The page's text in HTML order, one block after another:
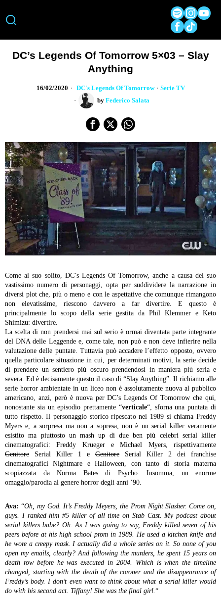
DC’s Legends Of Tomorrow 5×03 – Slay
Anything
16/02/2020 DC's Legends Of Tomorrow · Serie TV
by Federico Salata
Come al suo solito, DC’s Legends Of Tomorrow, anche a causa del suo
vastissimo numero di personaggi, opta per suddividere la narrazione in
diversi plot che, più o meno e con le aspettative che comunque rimangono
non elevatissime, riescono davvero a far divertire. E questo è
principalmente lo scopo della serie gestita da Phil Klemmer e Keto
Shimizu: divertire.
La scelta di non prendersi mai sul serio è ormai diventata parte integrante
del DNA delle Leggende e, come tale, non può e non deve infierire nella
valutazione delle puntate. Tuttavia può accadere l’effetto opposto, ovvero
quella particolare situazione in cui, per determinati motivi, la serie decide
di prendere un sentiero più oscuro prendendosi in maniera più seria e
severa. Ed è decisamente questo il caso di “Slay Anything”. Il richiamo alle
serie horror ambientate in un liceo non è assolutamente nuova al pubblico
americano, anzi, però è nuova per DC’s Legends Of Tomorrow che qui,
nonostante sia un episodio prettamente “verticale“, sforna una puntata di
tutto rispetto. Il personaggio storico ripescato nel 1989 si chiama Freddy
Myers e, a sorpresa ma non a sopresa, non è un serial killer veramente
esistito ma piuttosto un mash up di due ben più celebri serial killer
cinematografici: Freddy Krueger e Michael Myers, rispettivamente
Genitore Serial Killer 1 e Genitore Serial Killer 2 dei franchise
cinematografici Nightmare e Halloween, con tanto di storia materna
scopiazzata da Norma Bates di Psycho. Insomma, un enorme
omaggio/parodia al genere horror degli anni ’90.
Ava: “Oh, my God. It’s Freddy Meyers, the Prom Night Slasher. Come on,
guys. I ranked him #5 killer of all time on Stab Cast. My podcast about
serial killers babe? Oh. As I was going to say, Freddy killed seven of his
peers before at his high school prom in 1989. He used a kitchen knife and
he wore a creepy mask. I actually did a whole series on it. So none of you
open my emails, clearly? And following the murders, he spent 15 years on
death row before he was executed in 2004. Which is when the timeline
changed, starting with the death of the coroner and the disappearance of
Freddy’s body. I don’t even want to think about what a serial killer would
do with his second act. Tiffany! She was the final girl.“